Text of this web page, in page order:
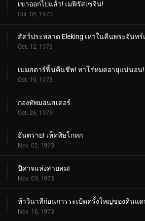
เขาออกไปแล้ว! เมฟิรัสเซจิน!
Oct. 05, 1973
สัตว์ประหลาด Eleking เห่าในคืนพระจันทร์
Oct. 12, 1973
เบมสตาร์ฟื้นคืนชีพ! ทาโร่หมดอายุแน่นอน!
Oct. 19, 1973
กองทัพมอนสเตอร์
Oct. 26, 1973
อันตราย! เห็ดพิษโกหก
Nov. 02, 1973
ปีศาจแห่งสายลม!
Nov. 09, 1973
ห้าวินาทีก่อนการระเบิดครั้งใหญ่ของดินแ
Nov. 16, 1973